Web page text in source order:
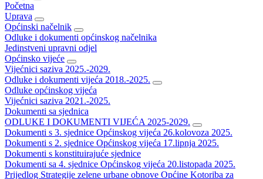
Početna
Uprava
Općinski načelnik
Odluke i dokumenti općinskog načelnika
Jedinstveni upravni odjel
Općinsko vijeće
Vijećnici saziva 2025.-2029.
Odluke i dokumenti vijeća 2018.-2025.
Odluke općinskog vijeća
Vijećnici saziva 2021.-2025.
Dokumenti sa sjednica
ODLUKE I DOKUMENTI VIJEĆA 2025-2029.
Dokumenti s 3. sjednice Općinskog vijeća 26.kolovoza 2025.
Dokumenti s 2. sjednice Općinskog vijeća 17.lipnja 2025.
Dokumenti s konstituirajuće sjednice
Dokumenti sa 4. sjednice Općinskog vijeća 20.listopada 2025.
Prijedlog Strategije zelene urbane obnove Općine Kotoriba za